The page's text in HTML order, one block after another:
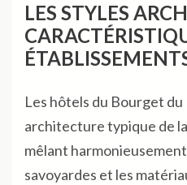
LES STYLES
Les hôtels du Bourget
architecture typique de
mêlant
savoyardes et les